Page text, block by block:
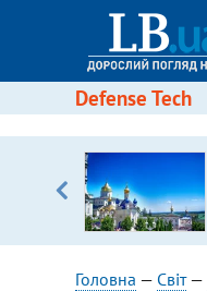
Defense Tech
Головна — Світ—